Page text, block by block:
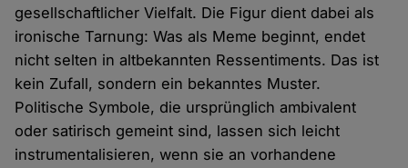
gesellschaftlicher Vielfalt. Die Figur dient dabei als
ironische Tarnung: Was als Meme beginnt, endet
nicht selten in altbekannten Ressentiments. Das ist
kein Zufall, sondern ein bekanntes Muster.
Politische Symbole, die ursprünglich ambivalent
oder satirisch gemeint sind, lassen sich leicht
instrumentalisieren, wenn sie an vorhandene